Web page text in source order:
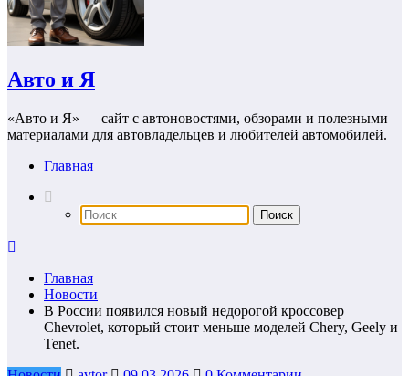
Авто и Я
«Авто и Я» — сайт с автоновостями, обзорами и полезными
материалами для автовладельцев и любителей автомобилей.
Главная
Главная
Новости
В России появился новый недорогой кроссовер
Chevrolet, который стоит меньше моделей Chery, Geely и
Tenet.